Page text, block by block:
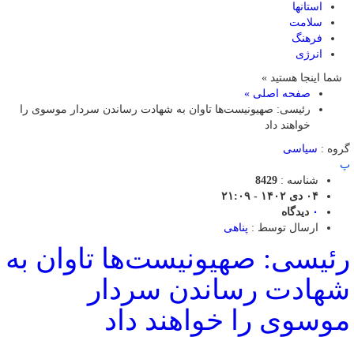
استانها
سلامت
فرهنگ
انرژی
شما اینجا هستید »
صفحه اصلی »
رئیسی: صهیونیست‌ها تاوان به شهادت رساندن سردار موسوی را
خواهند داد
گروه : سیاسی
پ
شناسه : 8429
۰۴ دی ۱۴۰۲ - ۲۱:۰۹
۰ دیدگاه
ارسال توسط : پناهی
رئیسی: صهیونیست‌ها تاوان به
شهادت رساندن سردار
موسوی را خواهند داد